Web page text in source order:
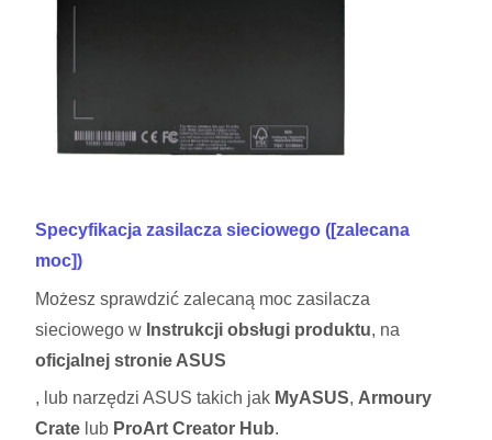
Specyfikacja zasilacza sieciowego ([zalecana
moc])
Możesz sprawdzić zalecaną moc zasilacza
sieciowego w Instrukcji obsługi produktu, na
oficjalnej stronie ASUS
, lub narzędzi ASUS takich jak MyASUS, Armoury
Crate lub ProArt Creator Hub.